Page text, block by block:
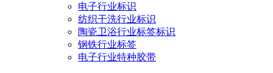
电子行业标识
纺织干洗行业标识
陶瓷卫浴行业标签标识
钢铁行业标签
电子行业特种胶带